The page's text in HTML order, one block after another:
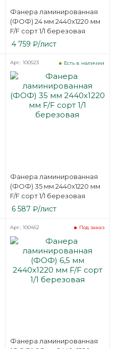
Фанера ламинированная
(ФОФ) 24 мм 2440х1220 мм
F/F сорт 1/1 березовая
4 759 ₽/лист
Фанера ламинированная
(ФОФ) 35 мм 2440х1220 мм
F/F сорт 1/1 березовая
Есть в наличии
Арт.: 100523
6 587 ₽/лист
Фанера ламинированная
Под заказ
Арт.: 100452